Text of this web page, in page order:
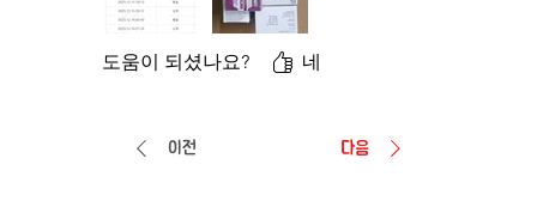
도움이 되셨나요? 네
이전 다음